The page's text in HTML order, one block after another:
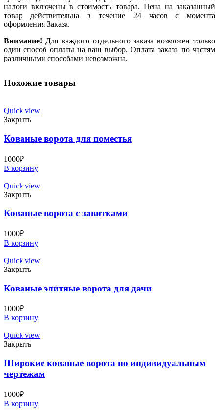
налоги включены в стоимость товара. Цена на заказанный
товар действительна в течение 24 часов с момента
оформления Заказа.
Внимание! Для каждого отдельного заказа возможен только
один способ оплаты на ваш выбор. Оплата заказа по частям
различными способами невозможна.
Похожие товары
Quick view
Закрыть
Кованые ворота для поместья
1000₽
В корзину
Quick view
Закрыть
Кованые ворота с завитками
1000₽
В корзину
Quick view
Закрыть
Кованые элитные ворота для дачи
1000₽
В корзину
Quick view
Закрыть
Широкие кованые ворота по индивидуальным
чертежам
1000₽
В корзину